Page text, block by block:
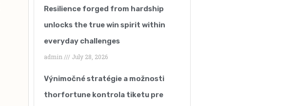
Resilience forged from hardship
unlocks the true win spirit within
everyday challenges
admin July 28, 2026
Výnimočné stratégie a možnosti
thorfortune kontrola tiketu pre